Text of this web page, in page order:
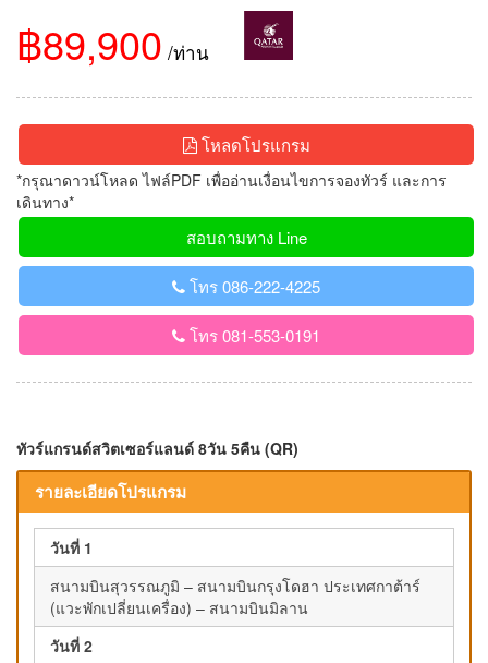
฿89,900 /ท่าน
โหลดโปรแกรม
*กรุณาดาวน์โหลด ไฟล์PDF เพื่ออ่านเงื่อนไขการจองทัวร์ และการ
เดินทาง*
สอบถามทาง Line
โทร 086-222-4225
โทร 081-553-0191
ทัวร์แกรนด์สวิตเซอร์แลนด์ 8วัน 5คืน (QR)
รายละเอียดโปรแกรม
วันที่ 1
สนามบินสุวรรณภูมิ – สนามบินกรุงโดฮา ประเทศกาต้าร์
(แวะพักเปลี่ยนเครื่อง) – สนามบินมิลาน
วันที่ 2